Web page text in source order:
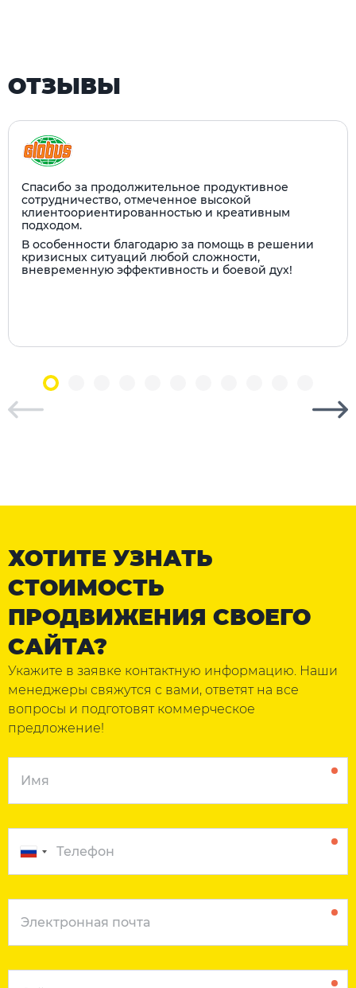
ОТЗЫВЫ
Спасибо за продолжительное продуктивное
сотрудничество, отмеченное высокой
клиентоориентированностью и креативным
подходом.
В особенности благодарю за помощь в решении
кризисных ситуаций любой сложности,
вневременную эффективность и боевой дух!
ХОТИТЕ УЗНАТЬ
СТОИМОСТЬ
ПРОДВИЖЕНИЯ СВОЕГО
САЙТА?
Укажите в заявке контактную информацию. Наши
менеджеры свяжутся с вами, ответят на все
вопросы и подготовят коммерческое
предложение!